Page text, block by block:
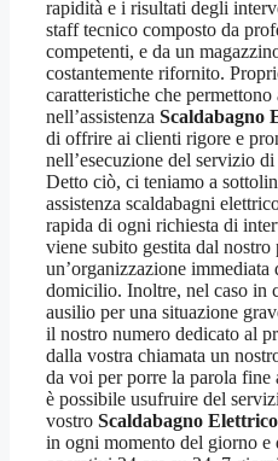
rapidità e i risultati degli
staff tecnico composto da
competenti, e da un
costantemente rifornito.
caratteristiche che
nell’assistenza Scaldabagno
di offrire ai clienti rigore e
nell’esecuzione del servizio
Detto ciò, ci teniamo a
assistenza scaldabagni
rapida di ogni richiesta di
viene subito gestita dal nostro
un’organizzazione immediata
domicilio. Inoltre, nel caso in
ausilio per una situazione
il nostro numero dedicato al
dalla vostra chiamata un
da voi per porre la parola
è possibile usufruire del
vostro Scaldabagno
in ogni momento del giorno e